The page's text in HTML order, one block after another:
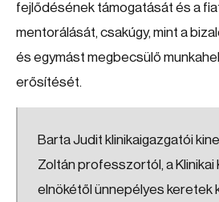
fejlődésének támogatását és a
mentorálását, csakúgy, mint a
és egymást megbecsülő
erősítését.
Barta Judit klinikaigazgatói
Zoltán professzortól, a Klinikai
elnökétől ünnepélyes keretek